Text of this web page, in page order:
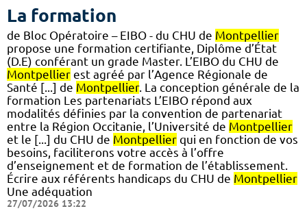
La formation
de Bloc Opératoire – EIBO - du CHU de Montpellier
propose une formation certifiante, Diplôme d’État
(D.E) conférant un grade Master. L’EIBO du CHU de
Montpellier est agréé par l’Agence Régionale de
Santé [...] de Montpellier. La conception générale de la
formation Les partenariats L’EIBO répond aux
modalités définies par la convention de partenariat
entre la Région Occitanie, l’Université de Montpellier
et le [...] du CHU de Montpellier qui en fonction de vos
besoins, faciliterons votre accès à l’offre
d’enseignement et de formation de l’établissement.
Écrire aux référents handicaps du CHU de Montpellier
Une adéquation
27/07/2026 13:22